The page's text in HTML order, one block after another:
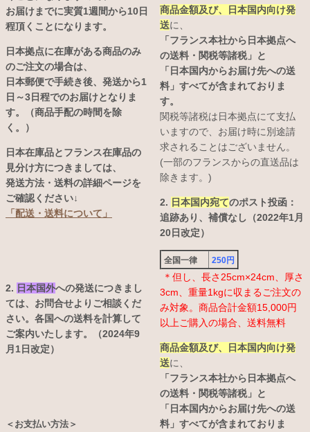
お届けまでに実質1週間から10日
程頂くことになります。
日本拠点に在庫がある商品のみ
のご注文の場合は、
日本郵便で手続き後、発送から1
日～3日程でのお届けとなりま
す。（商品手配の時間を除
く。）
日本在庫品とフランス在庫品の
見分け方につきましては、
発送方法・送料の詳細ページを
ご確認ください↓
「配送・送料について」
2. 日本国外への発送につきまし
ては、お問合せよりご相談くだ
さい。各国への送料を計算して
ご案内いたします。（2024年9
月1日改定）
＜お支払い方法＞
商品金額及び、日本国内向け発
送に、
「フランス本社から日本拠点へ
の送料・関税等諸税」と
「日本国内からお届け先への送
料」すべてが含まれておりま
す。
関税等諸税は日本拠点にて支払
いますので、お届け時に別途請
求されることはございません。
(一部のフランスからの直送品は
除きます。)
2. 日本国内宛てのポスト投函：
追跡あり、補償なし（2022年1月
20日改定）
全国一律 250円
＊但し、長さ25cm×24cm、厚さ
3cm、重量1kgに収まるご注文の
み対象。商品合計金額15,000円
以上ご購入の場合、送料無料
商品金額及び、日本国内向け発
送に、
「フランス本社から日本拠点へ
の送料・関税等諸税」と
「日本国内からお届け先への送
料」すべてが含まれておりま